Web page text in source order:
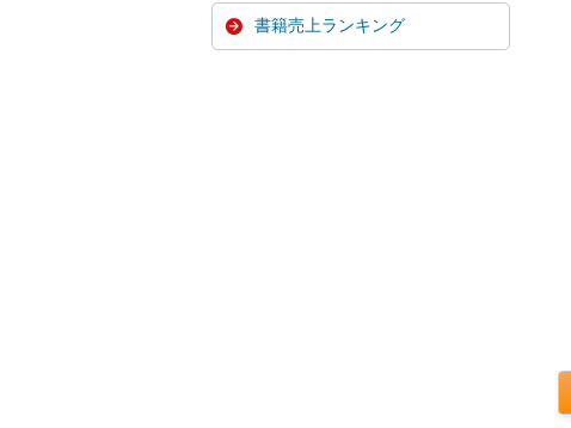
書籍売上ランキング